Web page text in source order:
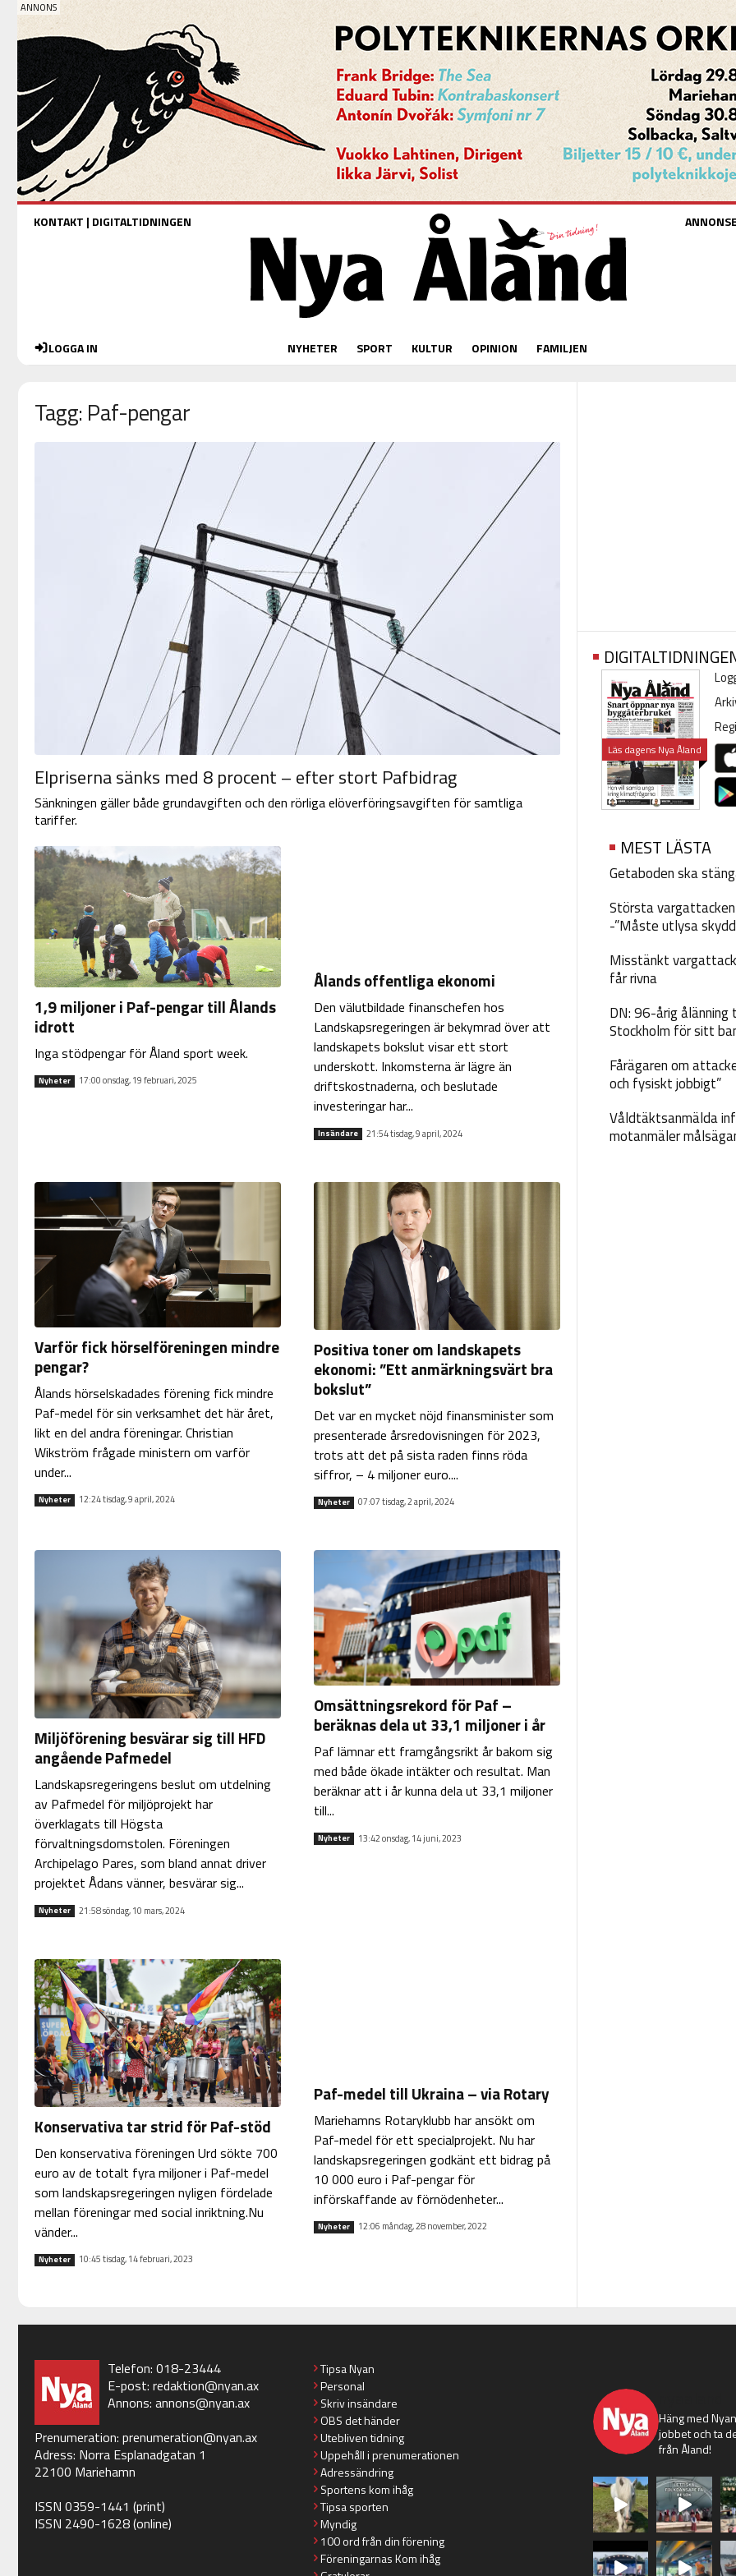
KONTAKT | DIGITALTIDNINGEN
LOGGA IN NYHETER SPORT KULTUR OPINION FAMILJEN
Tagg: Paf-pengar
Elpriserna sänks med 8 procent – efter stort Pafbidrag
Sänkningen gäller både grundavgiften och den rörliga elöverföringsavgiften för samtliga
tariffer.
1,9 miljoner i Paf-pengar till Ålands
idrott
Inga stödpengar för Åland sport week.
Nyheter 17:00 onsdag, 19 februari, 2025
Ålands offentliga ekonomi
Den välutbildade finanschefen hos
Landskapsregeringen är bekymrad över att
landskapets bokslut visar ett stort
underskott. Inkomsterna är lägre än
driftskostnaderna, och beslutade
investeringar har...
Insändare 21:54 tisdag, 9 april, 2024
Varför fick hörselföreningen mindre
pengar?
Ålands hörselskadades förening fick mindre
Paf-medel för sin verksamhet det här året,
likt en del andra föreningar. Christian
Wikström frågade ministern om varför
under...
Nyheter 12:24 tisdag, 9 april, 2024
Positiva toner om landskapets
ekonomi: ”Ett anmärkningsvärt bra
bokslut”
Det var en mycket nöjd finansminister som
presenterade årsredovisningen för 2023,
trots att det på sista raden finns röda
siffror, – 4 miljoner euro....
Nyheter 07:07 tisdag, 2 april, 2024
Miljöförening besvärar sig till HFD
angående Pafmedel
Landskapsregeringens beslut om utdelning
av Pafmedel för miljöprojekt har
överklagats till Högsta
förvaltningsdomstolen. Föreningen
Archipelago Pares, som bland annat driver
projektet Ådans vänner, besvärar sig...
Nyheter 21:58 söndag, 10 mars, 2024
Omsättningsrekord för Paf –
beräknas dela ut 33,1 miljoner i år
Paf lämnar ett framgångsrikt år bakom sig
med både ökade intäkter och resultat. Man
beräknar att i år kunna dela ut 33,1 miljoner
till...
Nyheter 13:42 onsdag, 14 juni, 2023
Konservativa tar strid för Paf-stöd
Den konservativa föreningen Urd sökte 700
euro av de totalt fyra miljoner i Paf-medel
som landskapsregeringen nyligen fördelade
mellan föreningar med social inriktning.Nu
vänder...
Nyheter 10:45 tisdag, 14 februari, 2023
Paf-medel till Ukraina – via Rotary
Mariehamns Rotaryklubb har ansökt om
Paf-medel för ett specialprojekt. Nu har
landskapsregeringen godkänt ett bidrag på
10 000 euro i Paf-pengar för
införskaffande av förnödenheter...
Nyheter 12:06 måndag, 28 november, 2022
Läs dagens Nya Åland
MEST LÄSTA
Getaboden ska
Största
-”Måste utlysa
Misstänkt
får rivna
DN: 96-årig
Stockholm för sitt
Fårägaren om
och fysiskt jobbigt”
Våldtäktsanmälda
motanmäler
Telefon: 018-23444
E-post: redaktion@nyan.ax
Annons: annons@nyan.ax
Prenumeration: prenumeration@nyan.ax
Adress: Norra Esplanadgatan 1
22100 Mariehamn
ISSN 0359-1441 (print)
ISSN 2490-1628 (online)
Tipsa Nyan
Personal
Skriv insändare
OBS det händer
Utebliven tidning
Uppehåll i prenumerationen
Adressändring
Sportens kom ihåg
Tipsa sporten
Myndig
100 ord från din förening
Föreningarnas Kom ihåg
Häng med
jobbet och ta
från Åland!